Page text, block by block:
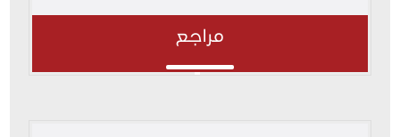
مراجع